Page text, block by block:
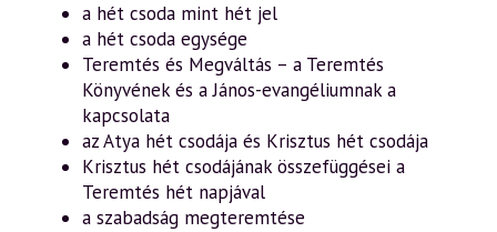
a hét csoda mint hét jel
a hét csoda egysége
Teremtés és Megváltás – a Teremtés
Könyvének és a János-evangéliumnak a
kapcsolata
az Atya hét csodája és Krisztus hét csodája
Krisztus hét csodájának összefüggései a
Teremtés hét napjával
a szabadság megteremtése